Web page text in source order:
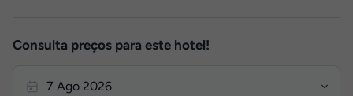
Consulta preços para este hotel!